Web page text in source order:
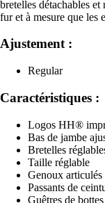
bretelles détachables
fur et à mesure que les
Ajustement :
Regular
Caractéristiques :
Logos HH®
Bas de jambe
Bretelles
Taille réglable
Genoux
Passants de
Guêtres de